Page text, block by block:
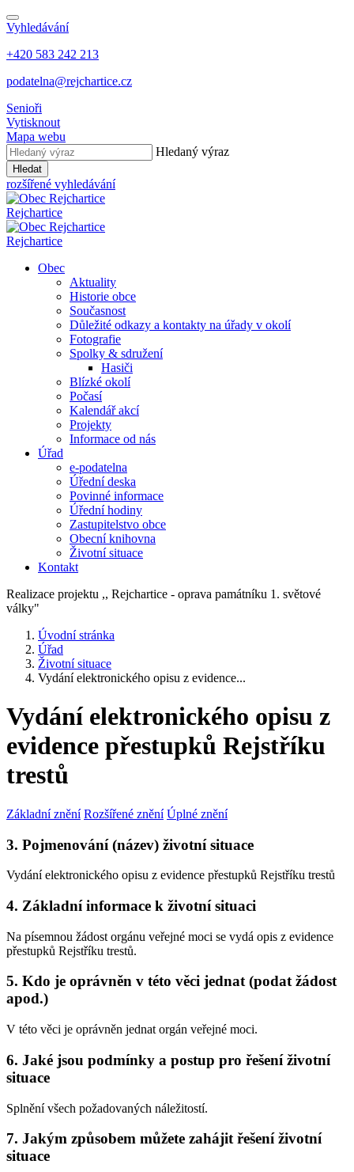
Vyhledávání
+420 583 242 213
podatelna@rejchartice.cz
Senioři
Vytisknout
Mapa webu
Hledaný výraz
Hledat
rozšířené vyhledávání
Rejchartice
Rejchartice
Obec
Aktuality
Historie obce
Současnost
Důležité odkazy a kontakty na úřady v okolí
Fotografie
Spolky & sdružení
Hasiči
Blízké okolí
Počasí
Kalendář akcí
Projekty
Informace od nás
Úřad
e-podatelna
Úřední deska
Povinné informace
Úřední hodiny
Zastupitelstvo obce
Obecní knihovna
Životní situace
Kontakt
Realizace projektu ,, Rejchartice - oprava památníku 1. světové
války"
Úvodní stránka
Úřad
Životní situace
Vydání elektronického opisu z evidence...
Vydání elektronického opisu z
evidence přestupků Rejstříku
trestů
Základní znění Rozšířené znění Úplné znění
3. Pojmenování (název) životní situace
Vydání elektronického opisu z evidence přestupků Rejstříku trestů
4. Základní informace k životní situaci
Na písemnou žádost orgánu veřejné moci se vydá opis z evidence
přestupků Rejstříku trestů.
5. Kdo je oprávněn v této věci jednat (podat žádost
apod.)
V této věci je oprávněn jednat orgán veřejné moci.
6. Jaké jsou podmínky a postup pro řešení životní
situace
Splnění všech požadovaných náležitostí.
7. Jakým způsobem můžete zahájit řešení životní
situace